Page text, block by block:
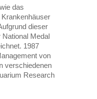
das
dieser
National Medal
1987
von
verschiedenen
Research